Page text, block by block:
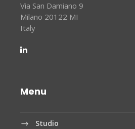
Via San Damiano 9
Milano 20122 MI
Italy
Menu
Studio